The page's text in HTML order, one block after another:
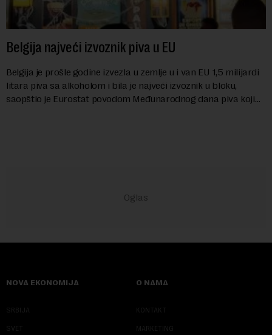
Belgija najveći izvoznik piva u EU
Belgija je prošle godine izvezla u zemlje u i van EU 1,5 milijardi
litara piva sa alkoholom i bila je najveći izvoznik u bloku,
saopštio je Eurostat povodom Međunarodnog dana piva koji
NOVA EKONOMIJA
SRBIJA
SVET
O NAMA
KONTAKT
MARKETING